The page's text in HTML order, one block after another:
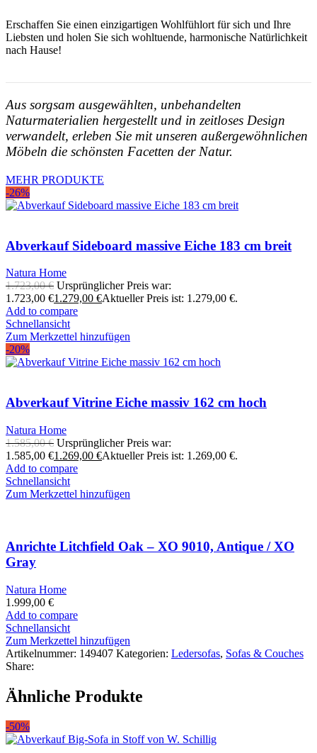
Erschaffen Sie einen einzigartigen Wohlfühlort für sich und Ihre
Liebsten und holen Sie sich wohltuende, harmonische Natürlichkeit
nach Hause!
Aus sorgsam ausgewählten, unbehandelten
Naturmaterialien hergestellt und in zeitloses Design
verwandelt, erleben Sie mit unseren außergewöhnlichen
Möbeln die schönsten Facetten der Natur.
MEHR PRODUKTE
-26%
Abverkauf Sideboard massive Eiche 183 cm breit
Natura Home
1.723,00€ Ursprünglicher Preis war:
1.723,00 €1.279,00 €Aktueller Preis ist: 1.279,00 €.
Add to compare
Schnellansicht
Zum Merkzettel hinzufügen
-20%
Abverkauf Vitrine Eiche massiv 162 cm hoch
Natura Home
1.585,00€ Ursprünglicher Preis war:
1.585,00 €1.269,00 €Aktueller Preis ist: 1.269,00 €.
Add to compare
Schnellansicht
Zum Merkzettel hinzufügen
Anrichte Litchfield Oak – XO 9010, Antique / XO
Gray
Natura Home
1.999,00 €
Add to compare
Schnellansicht
Zum Merkzettel hinzufügen
Artikelnummer: 149407 Kategorien: Ledersofas, Sofas & Couches
Share:
Ähnliche Produkte
-50%